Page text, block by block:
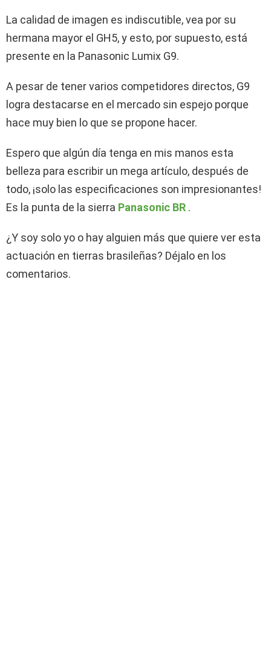
La calidad de imagen es indiscutible, vea por su
hermana mayor el GH5, y esto, por supuesto, está
presente en la Panasonic Lumix G9.
A pesar de tener varios competidores directos, G9
logra destacarse en el mercado sin espejo porque
hace muy bien lo que se propone hacer.
Espero que algún día tenga en mis manos esta
belleza para escribir un mega artículo, después de
todo, ¡solo las especificaciones son impresionantes!
Es la punta de la sierra Panasonic BR .
¿Y soy solo yo o hay alguien más que quiere ver esta
actuación en tierras brasileñas? Déjalo en los
comentarios.